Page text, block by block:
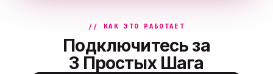
// КАК ЭТО РАБОТАЕТ
Подключитесь за
3 Простых Шага